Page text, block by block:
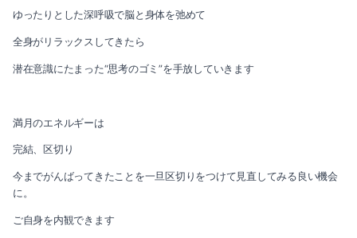
ゆったりとした深呼吸で脳と身体を弛めて
全身がリラックスしてきたら
潜在意識にたまった“思考のゴミ”を手放していきます
満月のエネルギーは
完結、区切り
今までがんばってきたことを一旦区切りをつけて見直してみる良い機会
に。
ご自身を内観できます